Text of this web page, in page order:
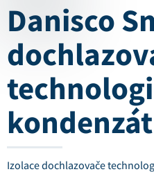
Danisco
Izolace dochlazovače